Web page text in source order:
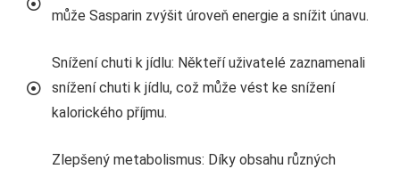
může Sasparin zvýšit úroveň energie a snížit únavu.
Snížení chuti k jídlu: Někteří uživatelé zaznamenali
snížení chuti k jídlu, což může vést ke snížení
kalorického příjmu.
Zlepšený metabolismus: Díky obsahu různých